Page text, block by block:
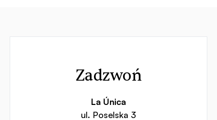
Zadzwoń
La Única
ul. Poselska 3